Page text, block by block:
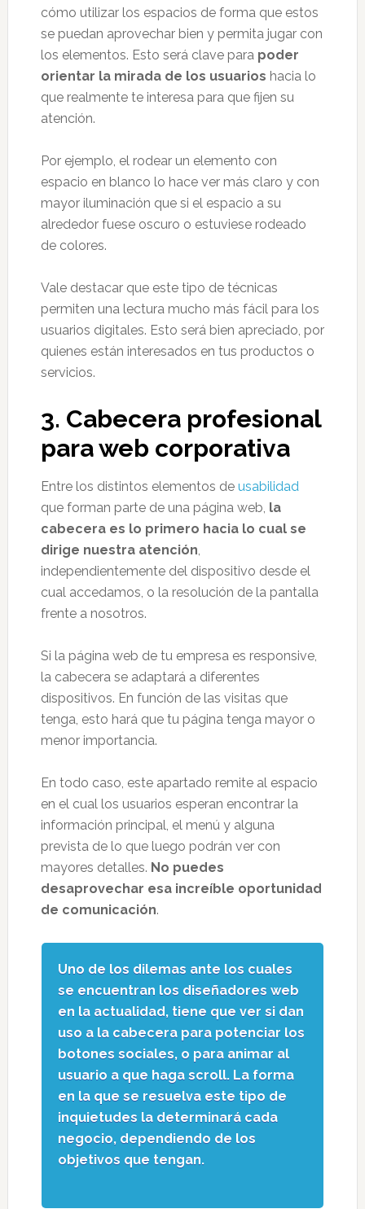
cómo utilizar los espacios de forma que estos
se puedan aprovechar bien y permita jugar con
los elementos. Esto será clave para poder
orientar la mirada de los usuarios hacia lo
que realmente te interesa para que fijen su
atención.
Por ejemplo, el rodear un elemento con
espacio en blanco lo hace ver más claro y con
mayor iluminación que si el espacio a su
alrededor fuese oscuro o estuviese rodeado
de colores.
Vale destacar que este tipo de técnicas
permiten una lectura mucho más fácil para los
usuarios digitales. Esto será bien apreciado, por
quienes están interesados en tus productos o
servicios.
3. Cabecera profesional
para web corporativa
Entre los distintos elementos de usabilidad
que forman parte de una página web, la
cabecera es lo primero hacia lo cual se
dirige nuestra atención,
independientemente del dispositivo desde el
cual accedamos, o la resolución de la pantalla
frente a nosotros.
Si la página web de tu empresa es responsive,
la cabecera se adaptará a diferentes
dispositivos. En función de las visitas que
tenga, esto hará que tu página tenga mayor o
menor importancia.
En todo caso, este apartado remite al espacio
en el cual los usuarios esperan encontrar la
información principal, el menú y alguna
prevista de lo que luego podrán ver con
mayores detalles. No puedes
desaprovechar esa increíble oportunidad
de comunicación.
Uno de los dilemas ante los cuales
se encuentran los diseñadores web
en la actualidad, tiene que ver si dan
uso a la cabecera para potenciar los
botones sociales, o para animar al
usuario a que haga scroll. La forma
en la que se resuelva este tipo de
inquietudes la determinará cada
negocio, dependiendo de los
objetivos que tengan.